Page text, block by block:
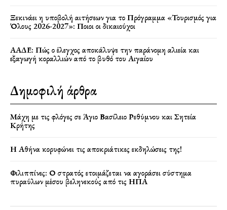
Ξεκινάει η υποβολή αιτήσεων για το Πρόγραμμα «Τουρισμός για
Όλους 2026-2027»: Ποιοι οι δικαιούχοι
ΑΑΔΕ: Πώς ο έλεγχος αποκάλυψε την παράνομη αλιεία και
εξαγωγή κοραλλιών από το βυθό του Αιγαίου
Δημοφιλή άρθρα
Μάχη με τις φλόγες σε Άγιο Βασίλειο Ρεθύμνου και Σητεία
Κρήτης
Η Αθήνα κορυφώνει τις αποκριάτικες εκδηλώσεις της!
Φιλιππίνες: Ο στρατός ετοιμάζεται να αγοράσει σύστημα
πυραύλων μέσου βεληνεκούς από τις ΗΠΑ